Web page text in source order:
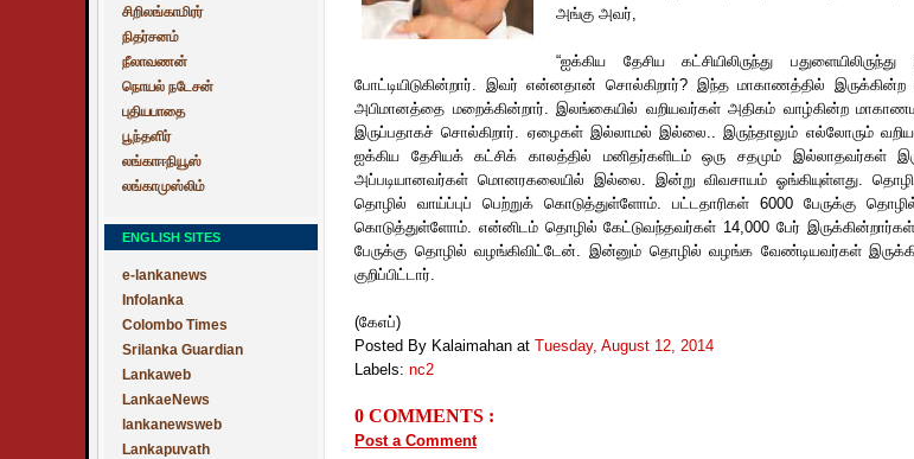
சிறிலங்காமிரர்
நிதர்சனம்
நீலாவணன்
நொயல் நடேசன்
புதியபாதை
பூந்தளிர்
லங்காஈநியூஸ்
லங்காமுஸ்லிம்
ENGLISH SITES
e-lankanews
Infolanka
Colombo Times
Srilanka Guardian
Lankaweb
LankaeNews
lankanewsweb
Lankapuvath
அங்கு அவர்,
“ஐக்கிய தேசிய கட்சியிலிருந்து
போட்டியிடுகின்றார். இவர் என்னதான் சொல்கிறார்? இந்த மாகாணத்தில் இருக்கின்ற
அபிமானத்தை மறைக்கின்றார். இலங்கையில் வறியவர்கள் அதிகம் வாழ்கின்ற
இருப்பதாகச் சொல்கிறார். ஏழைகள் இல்லாமல் இல்லை.. இருந்தாலும் எல்லோரும்
ஐக்கிய தேசியக் கட்சிக் காலத்தில் மனிதர்களிடம் ஒரு சதமும் இல்லாதவர்கள்
அப்படியானவர்கள் மொனரகலையில் இல்லை. இன்று விவசாயம் ஓங்கியுள்ளது.
தொழில் வாய்ப்புப் பெற்றுக் கொடுத்துள்ளோம். பட்டதாரிகள் 6000 பேருக்கு
கொடுத்துள்ளோம். என்னிடம் தொழில் கேட்டுவந்தவர்கள் 14,000 பேர்
பேருக்கு தொழில் வழங்கிவிட்டேன். இன்னும் தொழில் வழங்க வேண்டியவர்கள்
குறிப்பிட்டார்.
(கேஎப்)
Posted By Kalaimahan at Tuesday, August 12, 2014
Labels: nc2
0 COMMENTS :
Post a Comment